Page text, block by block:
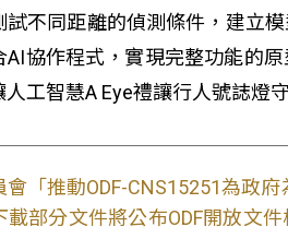
試不同距離的偵測條件，建立
協作程式，實現完整功能的
工智慧A Eye禮讓行人號誌燈
會「推動ODF-CNS15251為政
部分文件將公布ODF開放文